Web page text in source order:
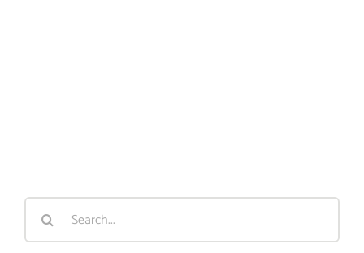
Search